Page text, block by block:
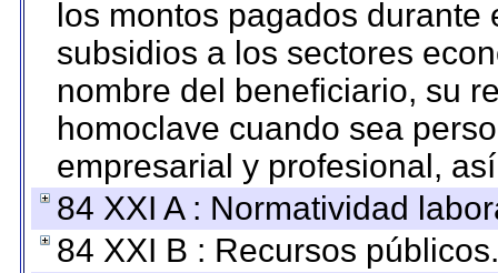
los montos pagados
subsidios a los sectores
nombre del beneficiario, su
homoclave cuando sea
empresarial y profesional,
84 XXI A : Normatividad
84 XXI B : Recursos públicos.